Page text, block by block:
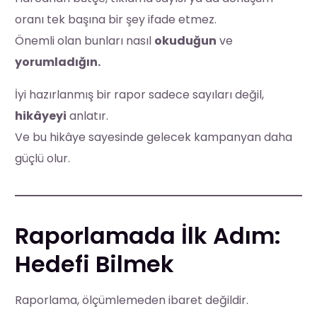
oranı tek başına bir şey ifade etmez.
Önemli olan bunları nasıl okuduğun ve
yorumladığın.
İyi hazırlanmış bir rapor sadece sayıları değil,
hikâyeyi anlatır.
Ve bu hikâye sayesinde gelecek kampanyan daha
güçlü olur.
Raporlamada İlk Adım:
Hedefi Bilmek
Raporlama, ölçümlemeden ibaret değildir.